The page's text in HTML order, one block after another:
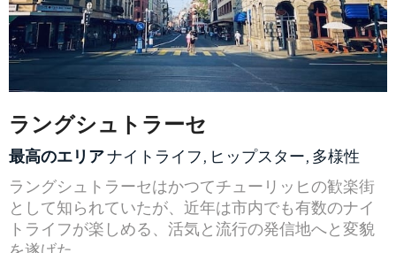
ラングシュトラーセ
最高のエリアナイトライフ, ヒップスター, 多様性
ラングシュトラーセはかつてチューリッヒの歓楽街
として知られていたが、近年は市内でも有数のナイ
トライフが楽しめる、活気と流行の発信地へと変貌